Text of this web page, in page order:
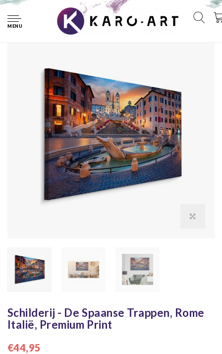
MENU
Schilderij - De Spaanse Trappen, Rome Italië, Premium Print
Schilderij - De Spaanse Trappen, Rome
Italië, Premium Print
€44,95